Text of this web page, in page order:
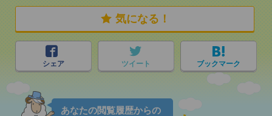
気になる！
シェア ツイート ブックマーク
あなたの閲覧履歴からの